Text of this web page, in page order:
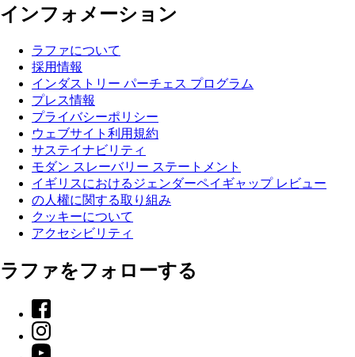
インフォメーション
ラファについて
採用情報
インダストリー パーチェス プログラム
プレス情報
プライバシーポリシー
ウェブサイト利用規約
サステイナビリティ
モダン スレーバリー ステートメント
イギリスにおけるジェンダーペイギャップ レビュー
の人權に関する取り組み
クッキーについて
アクセシビリティ
ラファをフォローする
Facebook
Instagram
YouTube